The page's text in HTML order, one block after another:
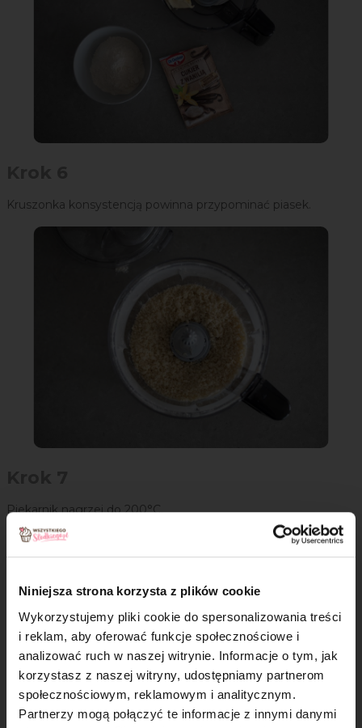
Niniejsza strona korzysta z plików cookie
Wykorzystujemy pliki cookie do spersonalizowania treści
i reklam, aby oferować funkcje społecznościowe i
analizować ruch w naszej witrynie. Informacje o tym, jak
korzystasz z naszej witryny, udostępniamy partnerom
społecznościowym, reklamowym i analitycznym.
Partnerzy mogą połączyć te informacje z innymi danymi
Kruszonka konsystencją powinna przypominać piasek.
Piekarnik nagrzej do 200°C.
Połowę kruszonki wyłóż na dno kokilek i delikatnie dociśnij do
dna. Piecz około 10 minut.
×